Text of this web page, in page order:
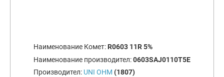
Наименование Комет: R0603 11R 5%
Наименование производител:0603SAJ0110T5E
Производител: UNI OHM (1807)